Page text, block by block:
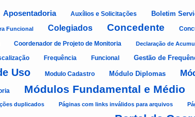
Aposentadoria Auxílios e Solicitações Boletim
Funcional Colegiados Concedente
Coordenador de Projeto de Monitoria Declaração de
Frequência Funcional Gestão de
Uso Modulo Cadastro Módulo Diplomas
Módulos Fundamental e Médio
duplicados Páginas com links inválidos para arquivos